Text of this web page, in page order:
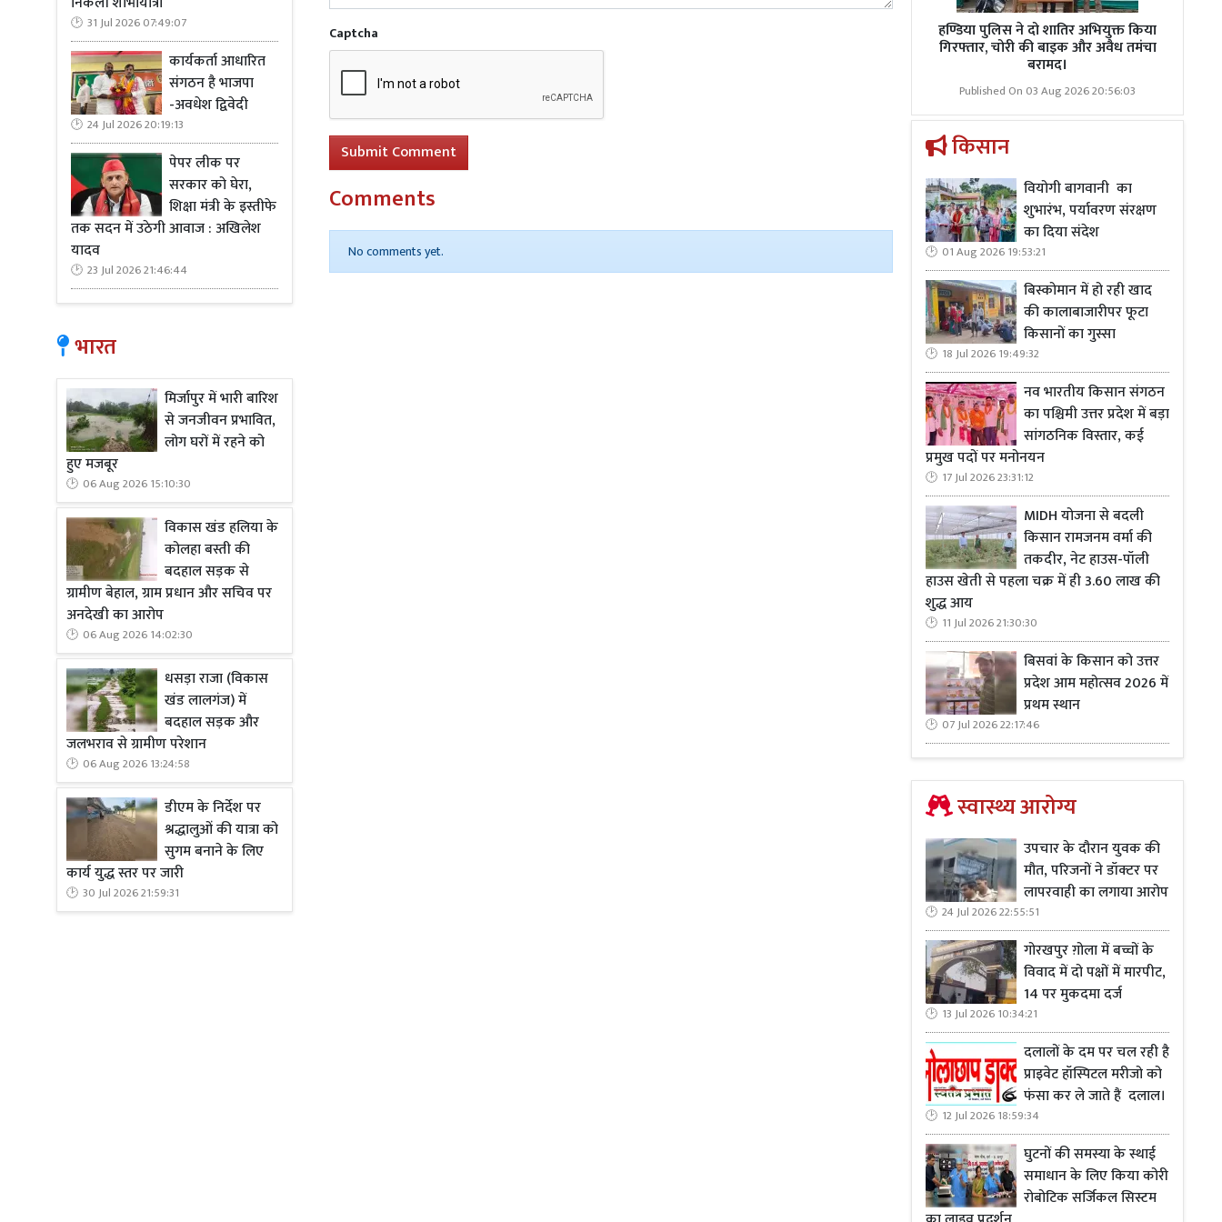
31 Jul 2026 07:49:07
कार्यकर्ता आधारित
संगठन है भाजपा
-अवधेश द्विवेदी
24 Jul 2026 20:19:13
पेपर लीक पर
सरकार को घेरा,
शिक्षा मंत्री के इस्तीफे
तक सदन में उठेगी आवाज : अखिलेश
यादव
23 Jul 2026 21:46:44
भारत
मिर्जापुर में भारी बारिश
से जनजीवन प्रभावित,
लोग घरों में रहने को
हुए मजबूर
06 Aug 2026 15:10:30
विकास खंड हलिया के
कोलहा बस्ती की
बदहाल सड़क से
ग्रामीण बेहाल, ग्राम प्रधान और सचिव पर
अनदेखी का आरोप
06 Aug 2026 14:02:30
धसड़ा राजा (विकास
खंड लालगंज) में
बदहाल सड़क और
जलभराव से ग्रामीण परेशान
06 Aug 2026 13:24:58
डीएम के निर्देश पर
श्रद्धालुओं की यात्रा को
सुगम बनाने के लिए
कार्य युद्ध स्तर पर जारी
30 Jul 2026 21:59:31
Captcha
Submit Comment
Comments
No comments yet.
हण्डिया पुलिस ने दो शातिर अभियुक्त किया
गिरफ्तार, चोरी की बाइक और अवैध तमंचा
बरामद।
Published On 03 Aug 2026 20:56:03
किसान
वियोगी बागवानी का
शुभारंभ, पर्यावरण संरक्षण
का दिया संदेश
01 Aug 2026 19:53:21
बिस्कोमान में हो रही खाद
की कालाबाजारीपर फूटा
किसानों का गुस्सा
18 Jul 2026 19:49:32
नव भारतीय किसान संगठन
का पश्चिमी उत्तर प्रदेश में बड़ा
सांगठनिक विस्तार, कई
प्रमुख पदों पर मनोनयन
17 Jul 2026 23:31:12
MIDH योजना से बदली
किसान रामजनम वर्मा की
तकदीर, नेट हाउस-पॉली
हाउस खेती से पहला चक्र में ही 3.60 लाख की
शुद्ध आय
11 Jul 2026 21:30:30
बिसवां के किसान को उत्तर
प्रदेश आम महोत्सव 2026 में
प्रथम स्थान
07 Jul 2026 22:17:46
स्वास्थ्य आरोग्य
उपचार के दौरान युवक की
मौत, परिजनों ने डॉक्टर पर
लापरवाही का लगाया आरोप
24 Jul 2026 22:55:51
गोरखपुर ग़ोला में बच्चों के
विवाद में दो पक्षों में मारपीट,
14 पर मुकदमा दर्ज
13 Jul 2026 10:34:21
दलालों के दम पर चल रही है
प्राइवेट हॉस्पिटल मरीजो को
फंसा कर ले जाते हैं दलाल।
12 Jul 2026 18:59:34
घुटनों की समस्या के स्थाई
समाधान के लिए किया कोरी
रोबोटिक सर्जिकल सिस्टम